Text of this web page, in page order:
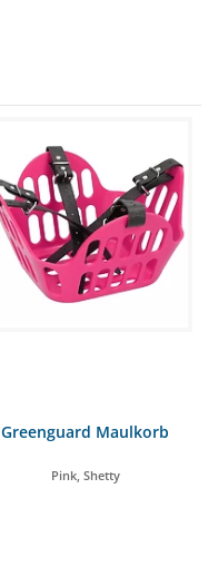
Greenguard Maulkorb
Pink, Shetty